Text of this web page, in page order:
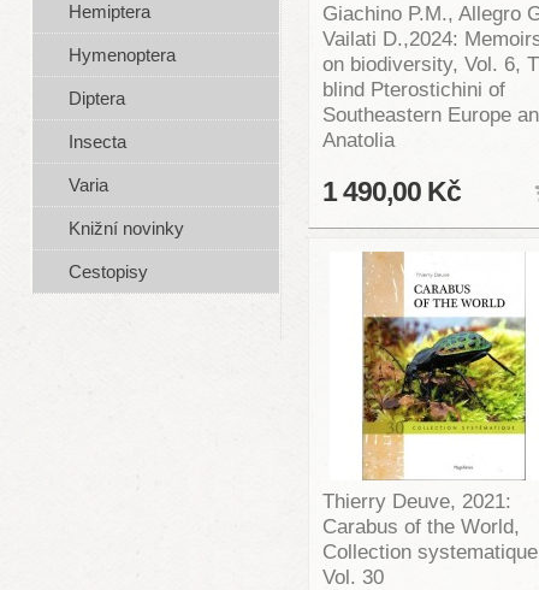
Giachino P.M., Allegro
Vailati D.,2024:
on biodiversity, Vol. 6,
blind Pterostichini of
Southeastern Europe an
Anatolia
1 490,00 Kč
Thierry Deuve, 2021:
Carabus of the World,
Collection
Vol. 30
Hemiptera
Hymenoptera
Diptera
Insecta
Varia
Knižní novinky
Cestopisy